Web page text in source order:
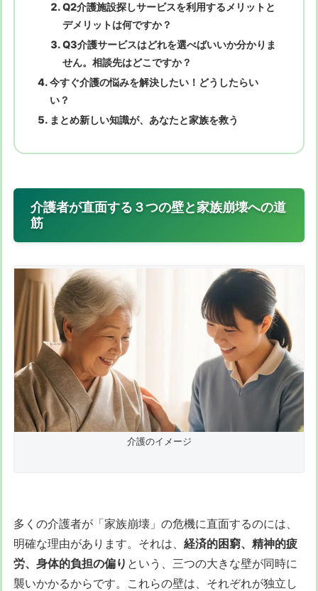
Q2介護施設探しサービスを利用するメリットと
デメリットは何ですか？
Q3介護サービスはどれを選べばいいか分かりま
せん。相談先はどこですか？
今すぐ介護の悩みを解決したい！どうしたらい
い？
まとめ新しい知識が、あなたと家族を救う
介護者が直面する３つの壁と家族崩壊への道
筋
介護のイメージ
多くの介護者が「家族崩壊」の危機に直面するのには、
明確な理由があります。それは、 経済的困窮、精神的疲
労、身体的負担の偏り という、三つの大きな壁が同時に
襲いかかるからです。これらの壁は、それぞれが独立し